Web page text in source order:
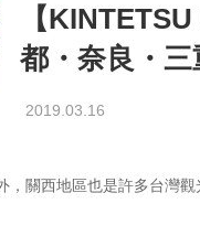
【
都・奈良・三
2019.03.16
，關西地區也是許多台灣觀